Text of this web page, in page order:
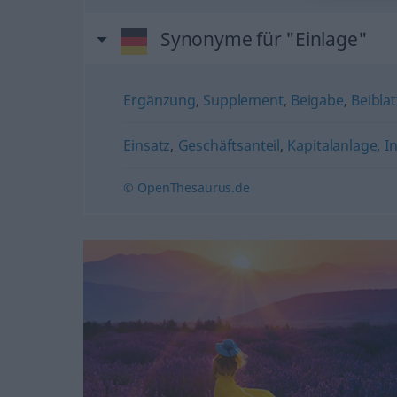
Synonyme für "Einlage"
Ergänzung, Supplement, Beigabe,
Einsatz, Geschäftsanteil, Kapitalanlage,
© OpenThesaurus.de